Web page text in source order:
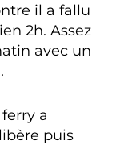
il a fallu
2h. Assez
avec un
a
puis